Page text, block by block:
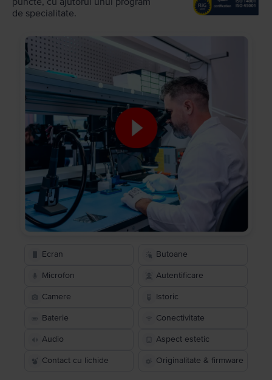
de specialitate.
Ecran Butoane
Microfon Autentificare
Camere Istoric
Baterie Conectivitate
Audio Aspect estetic
Contact cu lichide Originalitate & firmware